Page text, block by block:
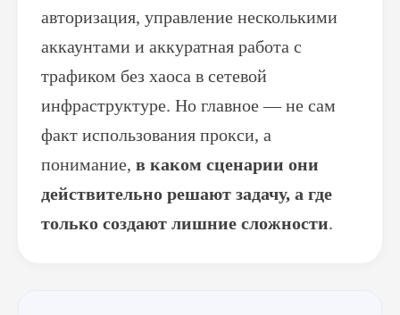
авторизация, управление несколькими
аккаунтами и аккуратная работа с
трафиком без хаоса в сетевой
инфраструктуре. Но главное — не сам
факт использования прокси, а
понимание, в каком сценарии они
действительно решают задачу, а где
только создают лишние сложности.